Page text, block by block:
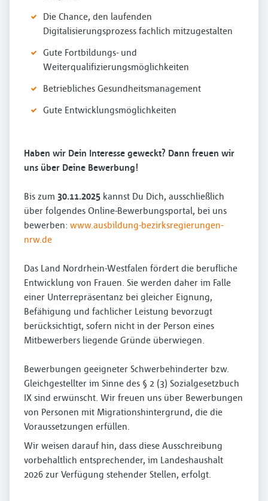
Die Chance, den laufenden
Digitalisierungsprozess fachlich mitzugestalten
Gute Fortbildungs- und
Weiterqualifizierungsmöglichkeiten
Betriebliches Gesundheitsmanagement
Gute Entwicklungsmöglichkeiten
Haben wir Dein Interesse geweckt? Dann freuen wir
uns über Deine Bewerbung!
Bis zum 30.11.2025 kannst Du Dich, ausschließlich
über folgendes Online-Bewerbungsportal, bei uns
bewerben: www.ausbildung-bezirksregierungen-
nrw.de
Das Land Nordrhein-Westfalen fördert die berufliche
Entwicklung von Frauen. Sie werden daher im Falle
einer Unterrepräsentanz bei gleicher Eignung,
Befähigung und fachlicher Leistung bevorzugt
berücksichtigt, sofern nicht in der Person eines
Mitbewerbers liegende Gründe überwiegen.
Bewerbungen geeigneter Schwerbehinderter bzw.
Gleichgestellter im Sinne des § 2 (3) Sozialgesetzbuch
IX sind erwünscht. Wir freuen uns über Bewerbungen
von Personen mit Migrationshintergrund, die die
Voraussetzungen erfüllen.
Wir weisen darauf hin, dass diese Ausschreibung
vorbehaltlich entsprechender, im Landeshaushalt
2026 zur Verfügung stehender Stellen, erfolgt.